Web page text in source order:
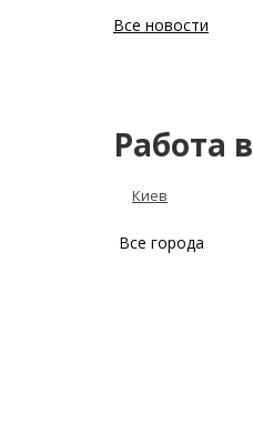
Все новости
Работа
Киев
Все города